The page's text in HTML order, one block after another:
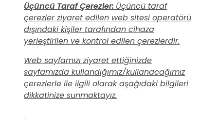
Üçüncü Taraf Çerezler: Üçüncü taraf
çerezler ziyaret edilen web sitesi operatörü
dışındaki kişiler tarafından cihaza
yerleştirilen ve kontrol edilen çerezlerdir.
Web sayfamızı ziyaret ettiğinizde
sayfamızda kullandığımız/kullanacağımız
çerezlerle ile ilgili olarak aşağıdaki bilgileri
dikkatinize sunmaktayız.